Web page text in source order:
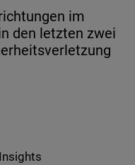
im
den letzten zwei
Reddit